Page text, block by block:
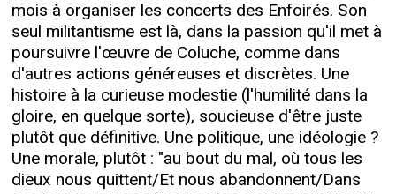
mois à organiser les concerts des Enfoirés. Son
seul militantisme est là, dans la passion qu'il met à
poursuivre l'œuvre de Coluche, comme dans
d'autres actions généreuses et discrètes. Une
histoire à la curieuse modestie (l'humilité dans la
gloire, en quelque sorte), soucieuse d'être juste
plutôt que définitive. Une politique, une idéologie ?
Une morale, plutôt : "au bout du mal, où tous les
dieux nous quittent/Et nous abandonnent/Dans